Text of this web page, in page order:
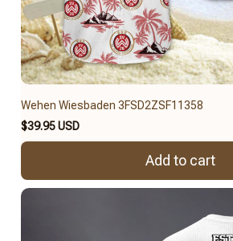
Wehen Wiesbaden 3FSD2ZSF11358
$39.95 USD
Add to cart